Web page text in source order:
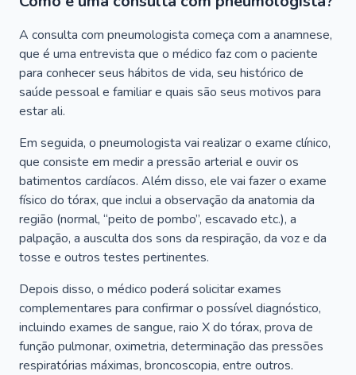
A consulta com pneumologista começa com a anamnese,
que é uma entrevista que o médico faz com o paciente
para conhecer seus hábitos de vida, seu histórico de
saúde pessoal e familiar e quais são seus motivos para
estar ali.
Em seguida, o pneumologista vai realizar o exame clínico,
que consiste em medir a pressão arterial e ouvir os
batimentos cardíacos. Além disso, ele vai fazer o exame
físico do tórax, que inclui a observação da anatomia da
região (normal, “peito de pombo”, escavado etc.), a
palpação, a ausculta dos sons da respiração, da voz e da
tosse e outros testes pertinentes.
Depois disso, o médico poderá solicitar exames
complementares para confirmar o possível diagnóstico,
incluindo exames de sangue, raio X do tórax, prova de
função pulmonar, oximetria, determinação das pressões
respiratórias máximas, broncoscopia, entre outros.